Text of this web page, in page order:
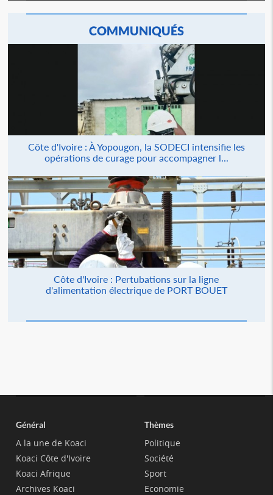
COMMUNIQUÉS
Côte d'Ivoire : À Yopougon, la SODECI intensifie les
opérations de curage pour accompagner l...
Côte d'Ivoire : Pertubations sur la ligne
d'alimentation électrique de PORT BOUET
Général
A la une de Koaci
Koaci Côte d'Ivoire
Koaci Afrique
Archives Koaci
Thèmes
Politique
Société
Sport
Economie